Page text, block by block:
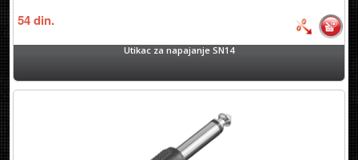
54din.
Utikac za napajanje SN14